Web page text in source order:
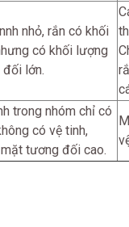
nhỏ, rắn có khối
có khối lượng
lớn.
trong nhóm chỉ có
có vệ tinh,
tương đối cao.